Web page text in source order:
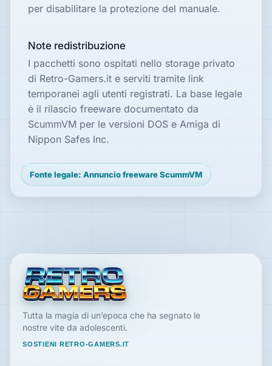
per disabilitare la protezione del manuale.
Note redistribuzione
I pacchetti sono ospitati nello storage privato
di Retro-Gamers.it e serviti tramite link
temporanei agli utenti registrati. La base legale
è il rilascio freeware documentato da
ScummVM per le versioni DOS e Amiga di
Nippon Safes Inc.
Fonte legale: Annuncio freeware ScummVM
Tutta la magia di un’epoca che ha segnato le
nostre vite da adolescenti.
SOSTIENI RETRO-GAMERS.IT